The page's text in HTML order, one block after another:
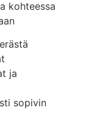
kohteessa
ja
sopivin